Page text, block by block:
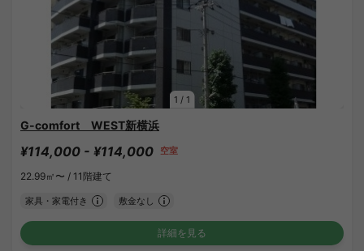
1 / 1
G-comfort WEST新横浜
¥114,000 - ¥114,000 空室
22.99㎡〜 / 11階建て
家具・家電付き 敷金なし
詳細を見る